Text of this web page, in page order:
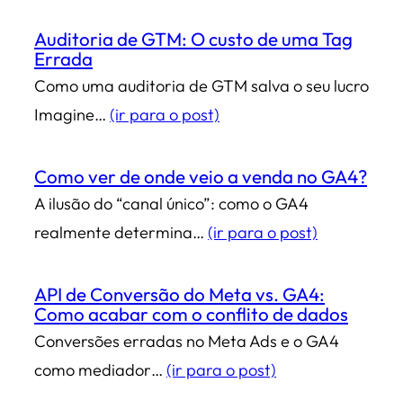
Auditoria de GTM: O custo de uma Tag
Errada
Como uma auditoria de GTM salva o seu lucro
Imagine… (ir para o post)
Como ver de onde veio a venda no GA4?
A ilusão do “canal único”: como o GA4
realmente determina… (ir para o post)
API de Conversão do Meta vs. GA4:
Como acabar com o conflito de dados
Conversões erradas no Meta Ads e o GA4
como mediador… (ir para o post)